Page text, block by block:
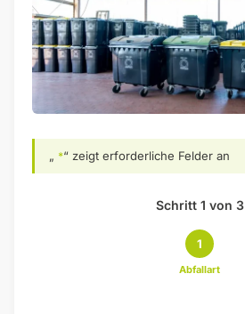
„ *“ zeigt erforderliche Felder an
Schritt 1 von 3
1
Abfallart